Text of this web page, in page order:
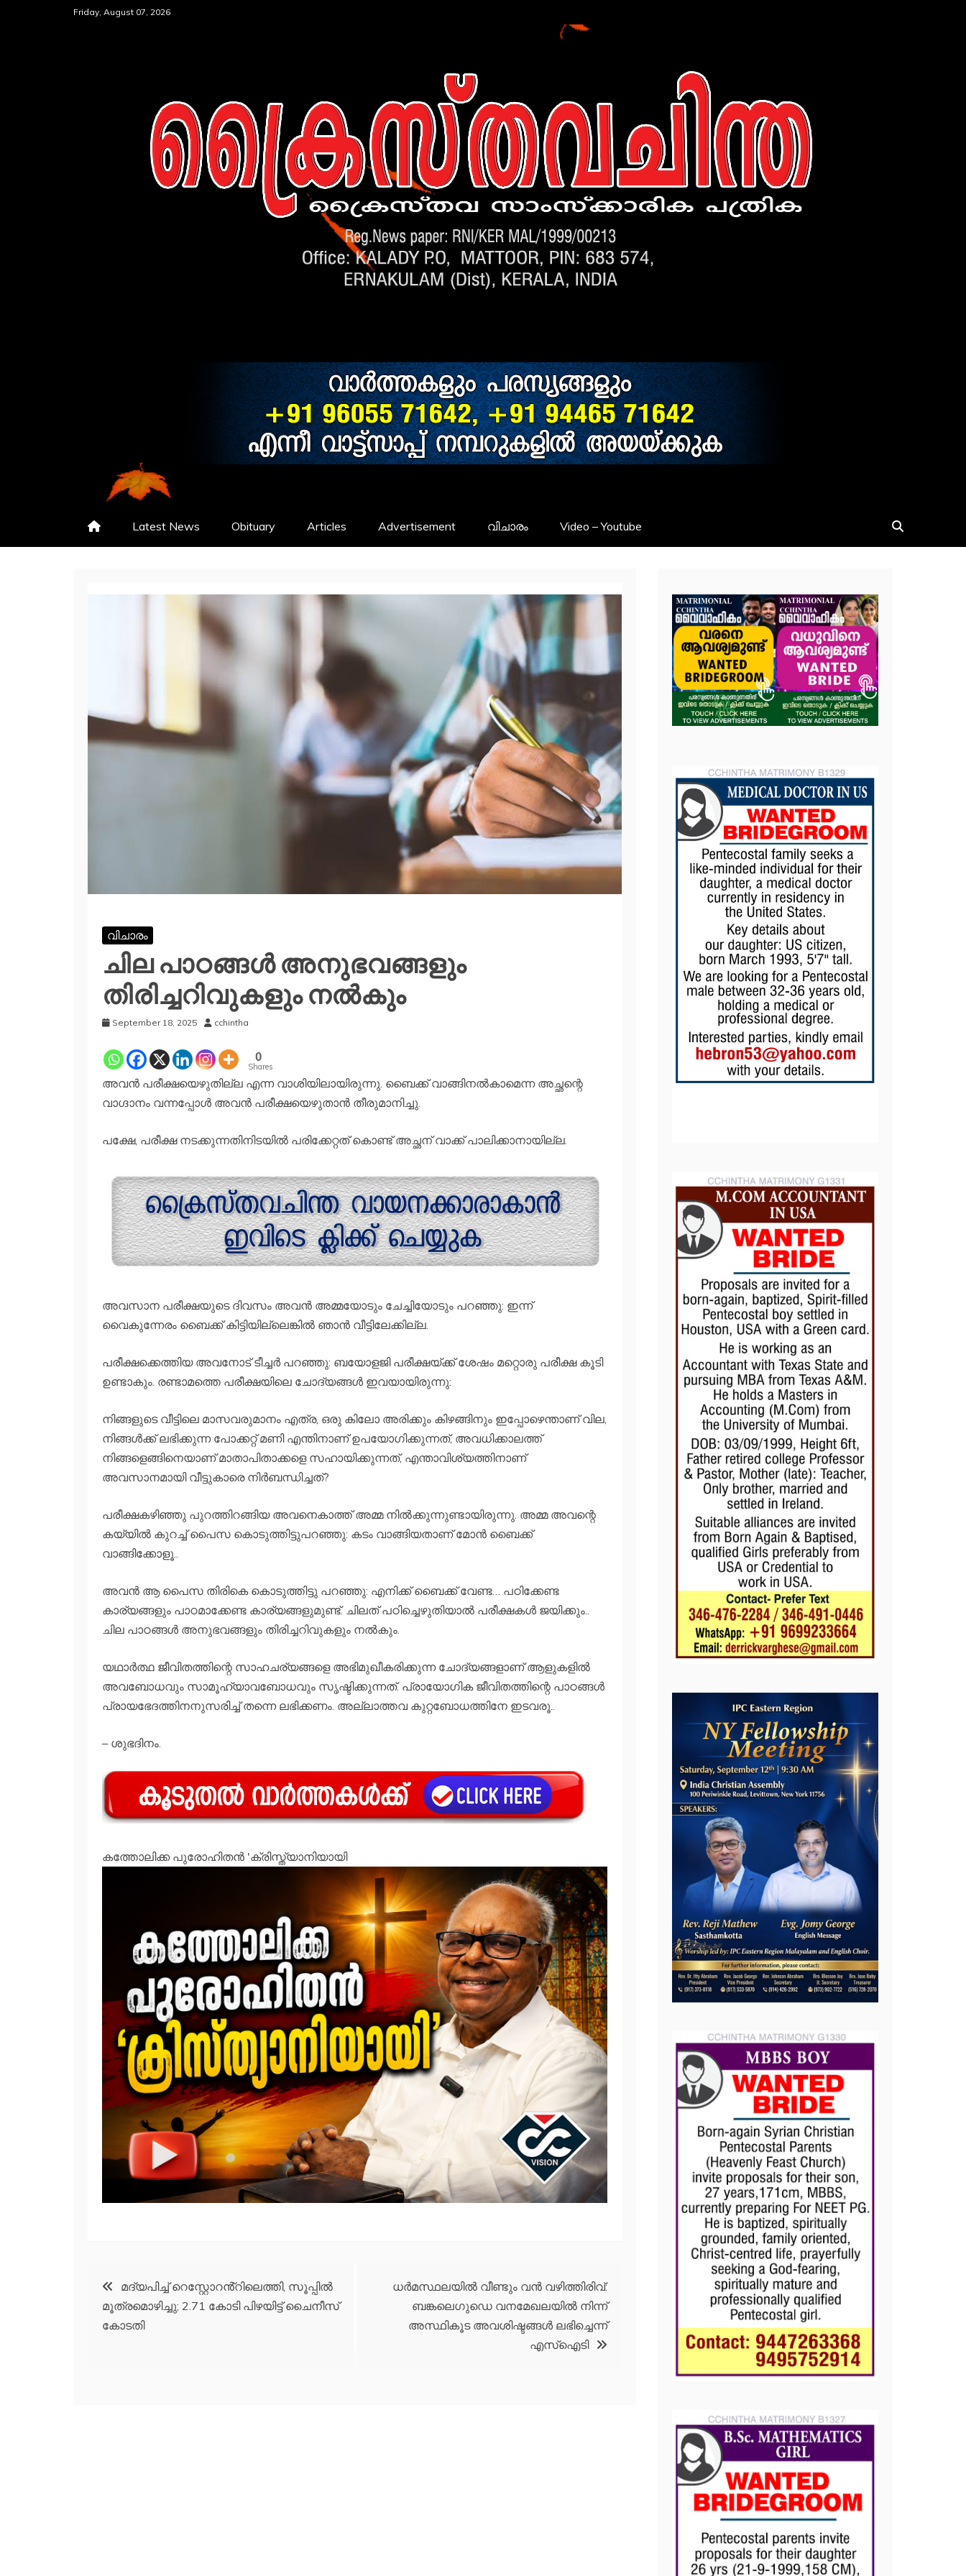
Friday, August 07, 2026
Latest News Obituary Articles Advertisement വിചാരം Video – Youtube
വിചാരം
ചില പാഠങ്ങള്‍ അനുഭവങ്ങളും
തിരിച്ചറിവുകളും നല്‍കും
September 18, 2025 cchintha
0
Shares
അവന്‍ പരീക്ഷയെഴുതില്ല എന്ന വാശിയിലായിരുന്നു. ബൈക്ക് വാങ്ങിനല്‍കാമെന്ന അച്ഛന്റെ
വാഗ്ദാനം വന്നപ്പോള്‍ അവന്‍ പരീക്ഷയെഴുതാന്‍ തീരുമാനിച്ചു.
പക്ഷേ, പരീക്ഷ നടക്കുന്നതിനിടയില്‍ പരിക്കേറ്റത് കൊണ്ട് അച്ഛന് വാക്ക് പാലിക്കാനായില്ല.
അവസാന പരീക്ഷയുടെ ദിവസം അവന്‍ അമ്മയോടും ചേച്ചിയോടും പറഞ്ഞു: ഇന്ന്
വൈകുന്നേരം ബൈക്ക് കിട്ടിയില്ലെങ്കില്‍ ഞാന്‍ വീട്ടിലേക്കില്ല.
പരീക്ഷക്കെത്തിയ അവനോട് ടീച്ചര്‍ പറഞ്ഞു: ബയോളജി പരീക്ഷയ്ക്ക് ശേഷം മറ്റൊരു പരീക്ഷ കൂടി
ഉണ്ടാകും. രണ്ടാമത്തെ പരീക്ഷയിലെ ചോദ്യങ്ങള്‍ ഇവയായിരുന്നു:
നിങ്ങളുടെ വീട്ടിലെ മാസവരുമാനം എത്ര, ഒരു കിലോ അരിക്കും കിഴങ്ങിനും ഇപ്പോഴെന്താണ് വില,
നിങ്ങള്‍ക്ക് ലഭിക്കുന്ന പോക്കറ്റ് മണി എന്തിനാണ് ഉപയോഗിക്കുന്നത്, അവധിക്കാലത്ത്
നിങ്ങളെങ്ങിനെയാണ് മാതാപിതാക്കളെ സഹായിക്കുന്നത്, എന്താവിശ്യത്തിനാണ്
അവസാനമായി വീട്ടുകാരെ നിര്‍ബന്ധിച്ചത്?
പരീക്ഷകഴിഞ്ഞു പുറത്തിറങ്ങിയ അവനെകാത്ത് അമ്മ നില്‍ക്കുന്നുണ്ടായിരുന്നു. അമ്മ അവന്റെ
കയ്യില്‍ കുറച്ച് പൈസ കൊടുത്തിട്ടുപറഞ്ഞു: കടം വാങ്ങിയതാണ് മോന്‍ ബൈക്ക്
വാങ്ങിക്കോളൂ..
അവന്‍ ആ പൈസ തിരികെ കൊടുത്തിട്ടു പറഞ്ഞു: എനിക്ക് ബൈക്ക് വേണ്ട… പഠിക്കേണ്ട
കാര്യങ്ങളും പാഠമാക്കേണ്ട കാര്യങ്ങളുമുണ്ട്. ചിലത് പഠിച്ചെഴുതിയാല്‍ പരീക്ഷകള്‍ ജയിക്കും..
ചില പാഠങ്ങള്‍ അനുഭവങ്ങളും തിരിച്ചറിവുകളും നല്‍കും.
യഥാര്‍ത്ഥ ജീവിതത്തിന്റെ സാഹചര്യങ്ങളെ അഭിമുഖീകരിക്കുന്ന ചോദ്യങ്ങളാണ് ആളുകളില്‍
അവബോധവും സാമൂഹ്യാവബോധവും സൃഷ്ടിക്കുന്നത്. പ്രായോഗിക ജീവിതത്തിന്റെ പാഠങ്ങള്‍
പ്രായഭേദത്തിനനുസരിച്ച് തന്നെ ലഭിക്കണം. അല്ലാത്തവ കുറ്റബോധത്തിനേ ഇടവരൂ..
– ശുഭദിനം.
കത്തോലിക്ക പുരോഹിതന്‍ 'ക്രിസ്ത്യാനിയായി
Post
navigation
മദ്യപിച്ച്‌ റെസ്റ്റോറൻ്റിലെത്തി, സൂപ്പില്‍
മൂത്രമൊഴിച്ചു; 2.71 കോടി പിഴയിട്ട് ചൈനീസ്
കോടതി
ധര്‍മസ്ഥലയില്‍ വീണ്ടും വൻ വഴിത്തിരിവ്:
ബങ്കലെഗുഡെ വനമേഖലയില്‍ നിന്ന്
അസ്ഥികൂട അവശിഷ്ടങ്ങൾ ലഭിച്ചെന്ന്
എസ്‌ഐടി